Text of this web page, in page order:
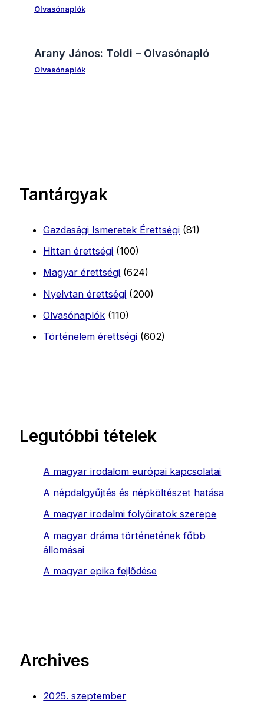
Olvasónaplók
Arany János: Toldi – Olvasónapló
Olvasónaplók
Tantárgyak
Gazdasági Ismeretek Érettségi (81)
Hittan érettségi (100)
Magyar érettségi (624)
Nyelvtan érettségi (200)
Olvasónaplók (110)
Történelem érettségi (602)
Legutóbbi tételek
A magyar irodalom európai kapcsolatai
A népdalgyűjtés és népköltészet hatása
A magyar irodalmi folyóiratok szerepe
A magyar dráma történetének főbb
állomásai
A magyar epika fejlődése
Archives
2025. szeptember